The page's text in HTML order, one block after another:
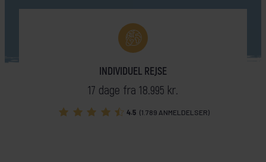
INDIVIDUEL REJSE
17 dage fra 18.995 kr.
4.5 (1.789 ANMELDELSER)